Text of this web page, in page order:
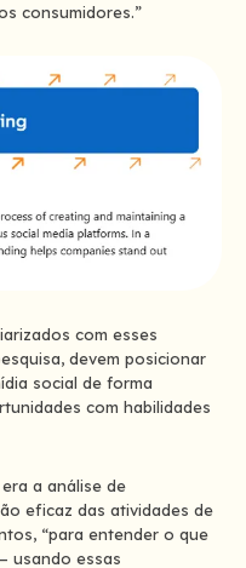
consumidores.”
com esses
devem posicionar
social de forma
com habilidades
a análise de
eficaz das atividades de
“para entender o que
usando essas